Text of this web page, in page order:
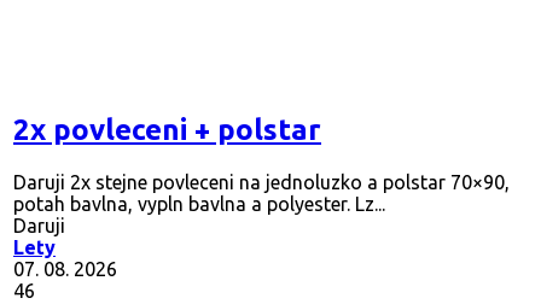
2x povleceni + polstar
Daruji 2x stejne povleceni na jednoluzko a polstar 70×90,
potah bavlna, vypln bavlna a polyester. Lz...
Daruji
Lety
07. 08. 2026
46